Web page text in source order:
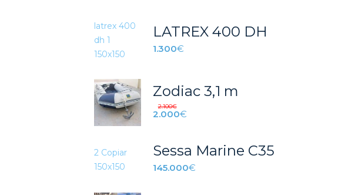
LATREX 400 DH
1.300€
Zodiac 3,1 m
2.100€
2.000€
Sessa Marine C35
145.000€